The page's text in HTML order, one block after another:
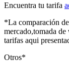
Encuentra tu tarifa
*La comparación
mercado,tomada
tarifas aqui
Otros*